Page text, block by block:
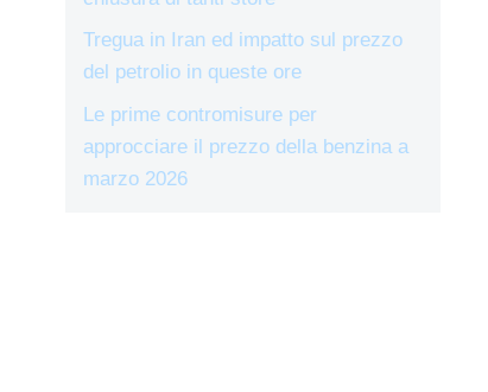
Tregua in Iran ed impatto sul prezzo
del petrolio in queste ore
Le prime contromisure per
approcciare il prezzo della benzina a
marzo 2026